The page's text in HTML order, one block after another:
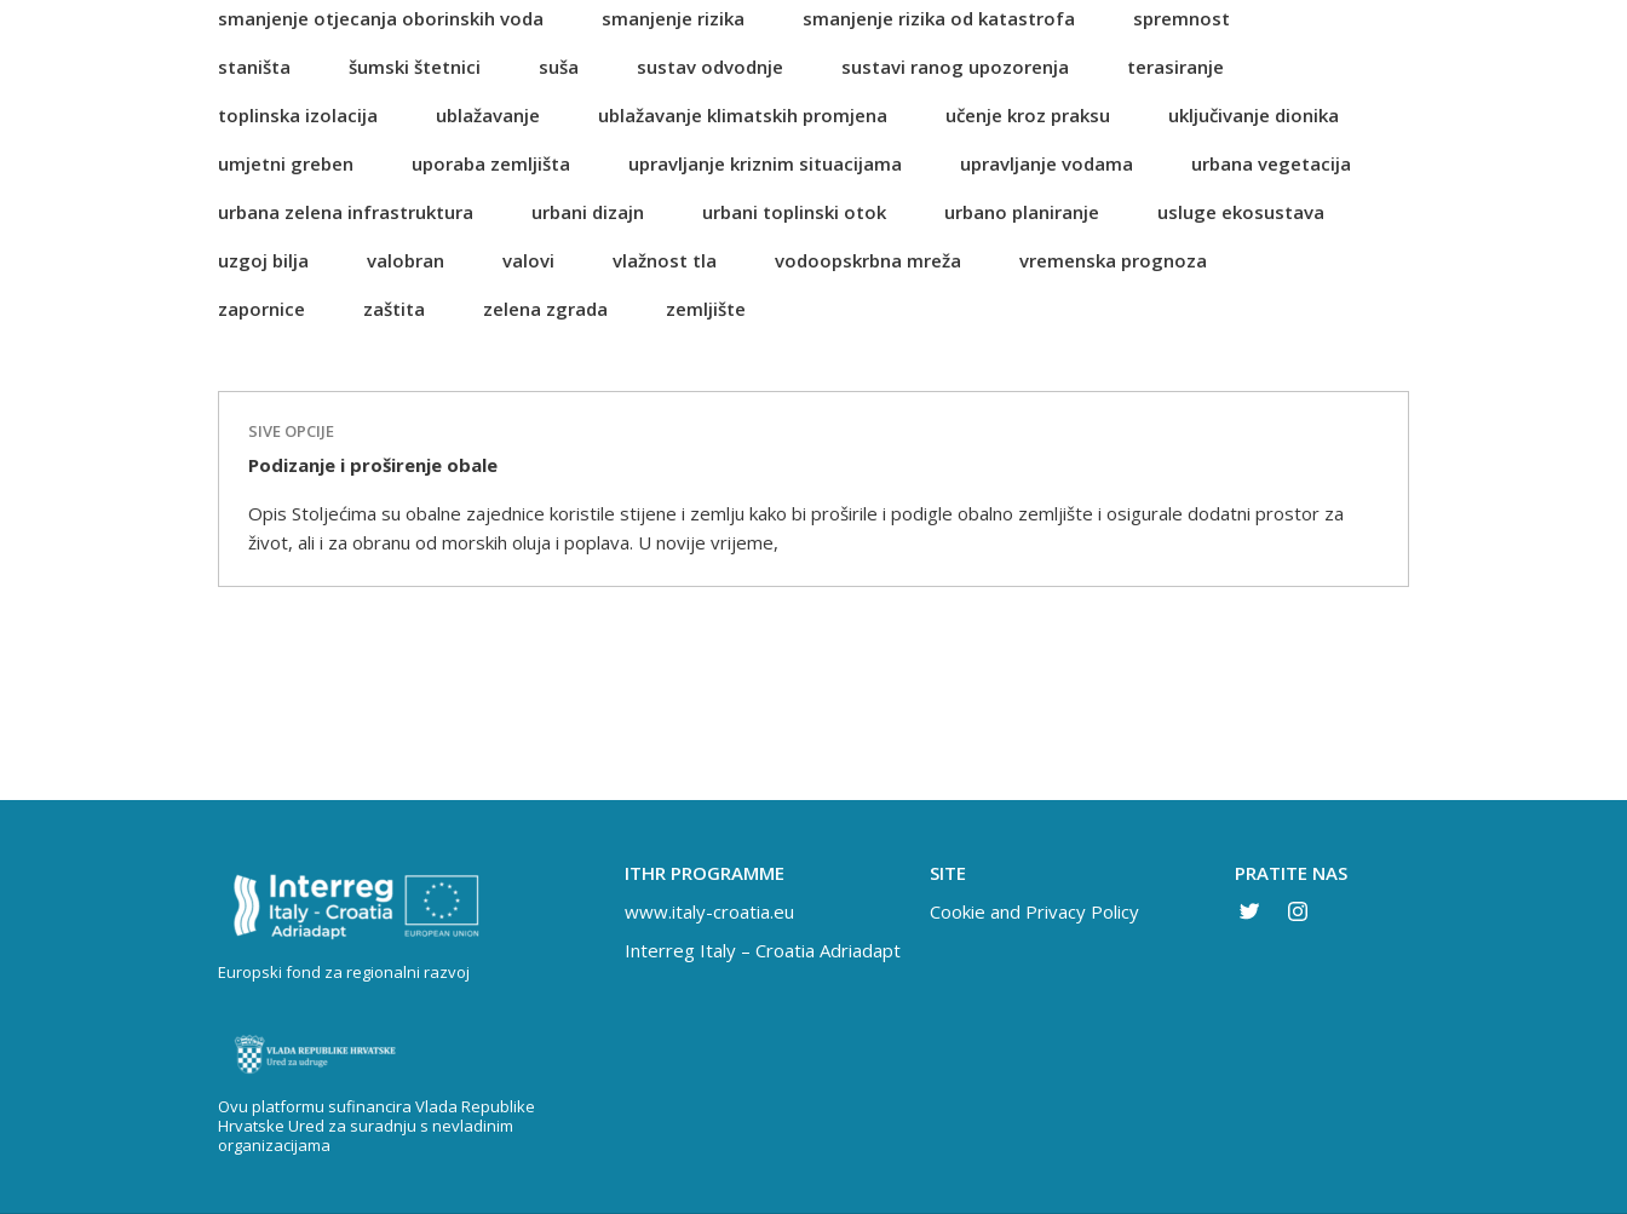
smanjenje otjecanja oborinskih voda
smanjenje rizika smanjenje rizika od katastrofa
spremnost
staništa
šumski štetnici suša sustav odvodnje sustavi ranog upozorenja
terasiranje
toplinska izolacija
ublažavanje ublažavanje klimatskih promjena učenje kroz praksu
uključivanje dionika
umjetni greben
uporaba zemljišta upravljanje kriznim situacijama upravljanje vodama
urbana vegetacija
urbana zelena infrastruktura
urbani dizajn urbani toplinski otok urbano planiranje
usluge ekosustava
uzgoj bilja
valobran valovi vlažnost tla vodoopskrbna mreža
vremenska prognoza
zapornice
zaštita zelena zgrada zemljište
SIVE OPCIJE
Podizanje i proširenje obale
Opis Stoljećima su obalne zajednice koristile stijene i zemlju kako bi proširile i podigle obalno zemljište i osigurale dodatni prostor za
život, ali i za obranu od morskih oluja i poplava. U novije vrijeme,
Europski fond za regionalni razvoj
Ovu platformu sufinancira Vlada Republike
Hrvatske Ured za suradnju s nevladinim
organizacijama
ITHR PROGRAMME
www.italy-croatia.eu
Interreg Italy – Croatia Adriadapt
SITE
Cookie and Privacy Policy
PRATITE NAS